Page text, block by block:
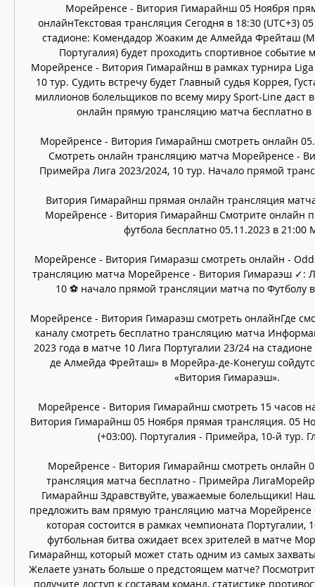
Морейренсе - Витория Гимарайнш 05 Ноября
онлайнТекстовая трансляция Сегодня в 18:30 (UTC+3)
стадионе: Комендадор Жоаким де Алмейда Фрейташ
Португалия) будет проходить спортивное событие
Морейренсе - Витория Гимарайнш в рамках турнира
10 тур. Судить встречу будет Главный судья Коррея,
миллионов болельщиков по всему миру Sport-Line даст
онлайн прямую трансляцию матча бесплатно в
Морейренсе - Витория Гимарайнш смотреть онлайн
Смотреть онлайн трансляцию матча Морейренсе -
Примейра Лига 2023/2024, 10 тур. Начало прямой
Витория Гимарайнш прямая онлайн трансляция
Морейренсе - Витория Гимарайнш Смотрите онлайн
футбола бесплатно 05.11.2023 в 21:00
Морейренсе - Витория Гимараэш смотреть онлайн -
трансляцию матча Морейренсе - Витория Гимараэш ✓:
10 ⚽ начало прямой трансляции матча по Футболу
Морейренсе - Витория Гимараэш смотреть онлайнГде
каналу смотреть бесплатно трансляцию матча
2023 года в матче 10 Лига Португалии 23/24 на
де Алмейда Фрейташ» в Морейра-де-Конегуш
«Витория Гимараэш».
Морейренсе - Витория Гимарайнш смотреть 15 часов
Витория Гимарайнш 05 Ноября прямая трансляция. 05
(+03:00). Португалия - Примейра, 10-й тур.
Морейренсе - Витория Гимарайнш смотреть онлайн
трансляция матча бесплатно - Примейра
Гимарайнш Здравствуйте, уважаемые болельщики!
предложить вам прямую трансляцию матча
которая состоится в рамках чемпионата Португалии,
футбольная битва ожидает всех зрителей в матче
Гимарайнш, который может стать одним из самых
Желаете узнать больше о предстоящем матче?
получите доступ к составам команд, статистике